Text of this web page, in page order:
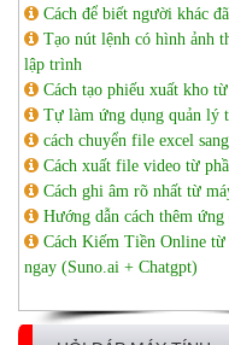
Cách để biết người khác
Tạo nút lệnh có hình ảnh
lập trình
Cách tạo phiếu xuất kho
Tự làm ứng dụng quản lý
cách chuyển file excel
Cách xuất file video từ
Cách ghi âm rõ nhất từ
Hướng dẫn cách thêm
Cách Kiếm Tiền Online
ngay (Suno.ai + Chatgpt)